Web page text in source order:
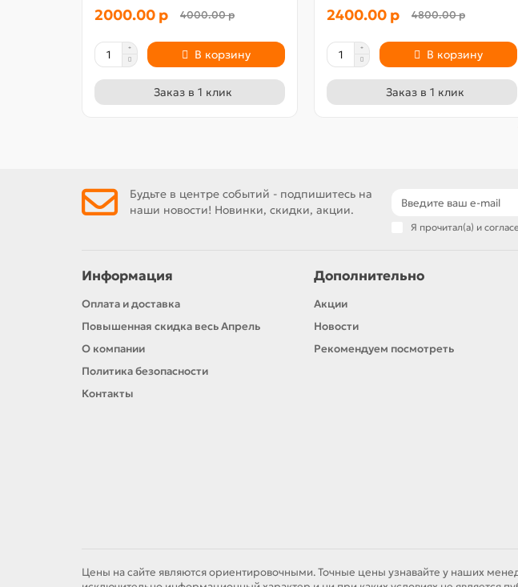
2000.00 р 4000.00 р
В корзину
Заказ в 1 клик
2400.00 р 4800.00 р
В корзину
Заказ в 1 клик
Будьте в центре событий - подпишитесь на
наши новости! Новинки, скидки, акции.
Я прочитал(а) и
Информация
Оплата и доставка
Повышенная скидка весь Апрель
О компании
Политика безопасности
Контакты
Дополнительно
Акции
Новости
Рекомендуем посмотреть
Цены на сайте являются ориентировочными. Точные цены узнавайте у наших